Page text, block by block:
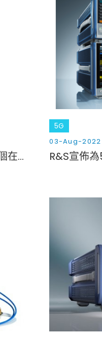
Rohde & Schwarz參與6G-ANNA，一個在德國推進6G的燈塔項目
5G
03-Aug-2022